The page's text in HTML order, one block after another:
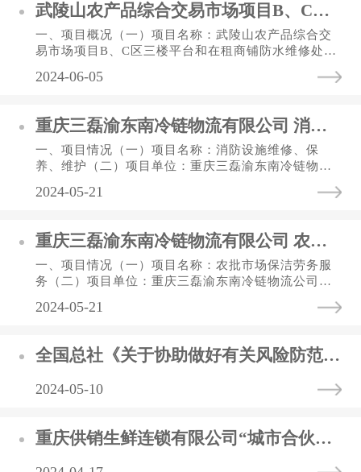
武陵山农产品综合交易市场项目B、C区 三楼平台和在租商铺防水维修处理项目的 比选公告
一、项目概况（一）项目名称：武陵山农产品综合交
易市场项目B、C区三楼平台和在租商铺防水维修处理
区武陵东侧B9/01号地块...
2024-06-05
重庆三磊渝东南冷链物流有限公司 消防设施维保单位比选公告
一、项目情况（一）项目名称：消防设施维修、保
养、维护（二）项目单位：重庆三磊渝东南冷链物流
二、服务内容及质量要求（...
2024-05-21
重庆三磊渝东南冷链物流有限公司 农批市场保洁服务劳务承包比选公告
一、项目情况（一）项目名称：农批市场保洁劳务服
务（二）项目单位：重庆三磊渝东南冷链物流公司
服务内容及质量要求（一）...
2024-05-21
全国总社《关于协助做好有关风险防范的通知》
2024-05-10
重庆供销生鲜连锁有限公司“城市合伙人”招募公告